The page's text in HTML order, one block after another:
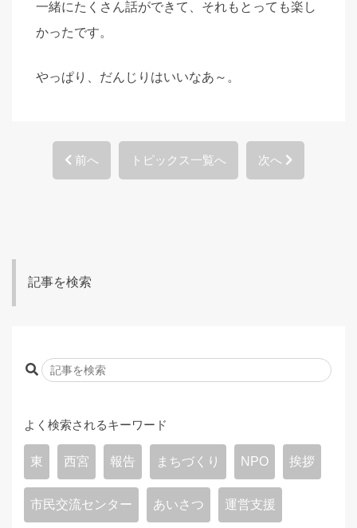
一緒にたくさん話ができて、それもとっても楽し
かったです。
やっぱり、だんじりはいいなあ～。
前へ トピックス一覧へ 次へ
記事を検索
よく検索されるキーワード
東 西宮 報告 まちづくり NPO 挨拶
市民交流センター あいさつ 運営支援